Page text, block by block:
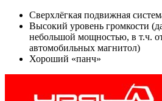
Сверхлёгкая подвижная
Высокий уровень громкости
небольшой мощностью, в т.ч.
автомобильных магнитол)
Хороший «панч»